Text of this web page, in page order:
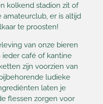
kolkend stadion zit of
er is altijd
te proosten!
van onze bieren
ieder café of kantine
zijn voorzien van
ludieke
laten je
flessen zorgen voor